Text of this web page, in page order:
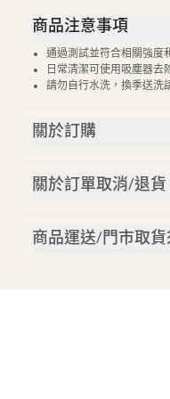
商品注意事項
通過測試並符合相關強度
日常清潔可使用吸塵器去
請勿自行水洗，換季送洗
關於訂購
關於訂單取消/退貨
商品運送/門市取貨